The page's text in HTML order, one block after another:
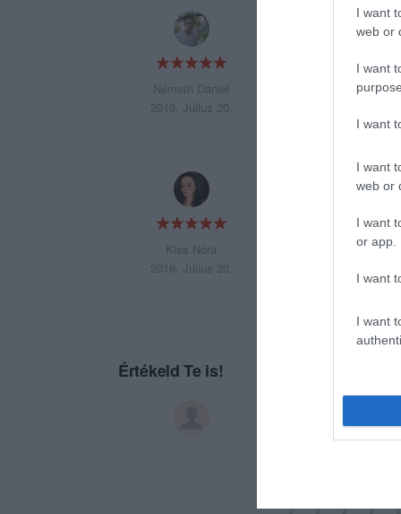
I want
web or
I want
I want
I want
web or
I want
or app.
I want
I want
Németh Dániel
2016. Július 20.
Az ételek
kiszolgálást!
Kiss Nóra
2016. Július 20.
Nagyon
Értékeld Te is!